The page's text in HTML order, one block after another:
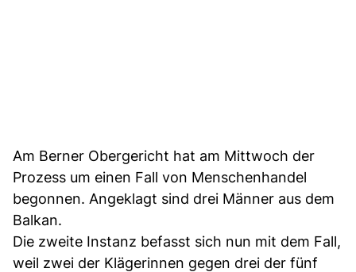
Am Berner Obergericht hat am Mittwoch der
Prozess um einen Fall von Menschenhandel
begonnen. Angeklagt sind drei Männer aus dem
Balkan.
Die zweite Instanz befasst sich nun mit dem Fall,
weil zwei der Klägerinnen gegen drei der fünf